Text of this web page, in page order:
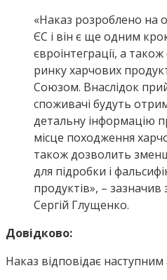
«Наказ розроблено на
ЄС і він є ще одним
євроінтеграції, а
ринку харчових
Союзом. Внаслідок
споживачі будуть
детальну інформацію
місце походження
також дозволить
для підробки і
продуктів», – зазначив
Сергій Глущенко.
Довідково:
Наказ відповідає